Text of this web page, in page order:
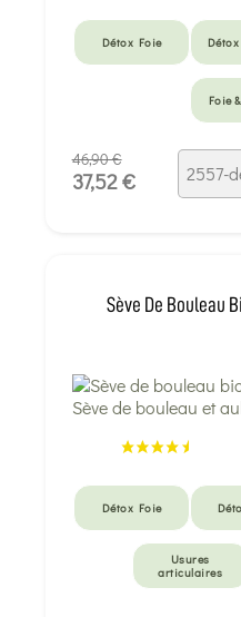
Détox Foie
Foie
46,90 €
37,52 €
Sève De Bouleau
Détox Foie
Usures
articulaires